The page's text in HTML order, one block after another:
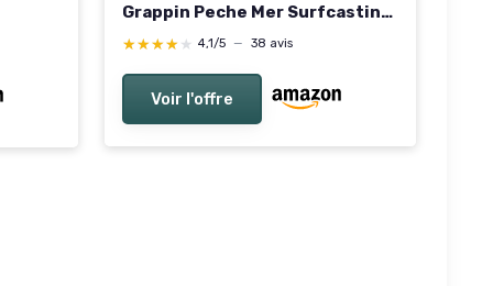
Grappin Peche Mer Surfcasting
Plombs de Pêche pour Divers
Inoxydable Accessoires de
Pêche pour Drop Shot
★★★★★
★★★★★ 4,1/5 — 38 avis
Voir l'offre